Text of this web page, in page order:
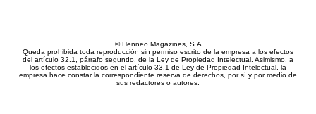
del artículo 32.1, párrafo segundo, de la Ley de Propiedad Intelectual. Asimismo, a
los efectos establecidos en el artículo 33.1 de Ley de Propiedad Intelectual, la
empresa hace constar la correspondiente reserva de derechos, por sí y por medio de
sus redactores o autores.